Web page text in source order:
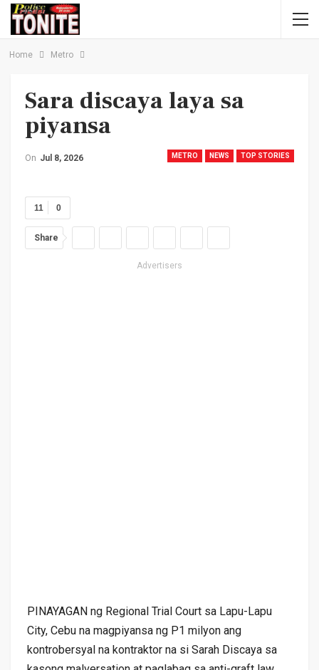
Home Metro
Sara discaya laya sa
piyansa
METRO NEWS TOP STORIES
On Jul 8, 2026
0
11
Share
Advertisers
PINAYAGAN ng Regional Trial Court sa Lapu-Lapu
City, Cebu na magpiyansa ng P1 milyon ang
kontrobersyal na kontraktor na si Sarah Discaya sa